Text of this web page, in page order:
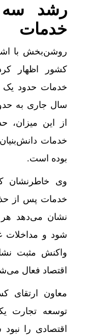
رشد سه
خدمات
روشن‌بخش با
کشور اظهار
خدمات حدود یک
سال جاری به
خدمات
بوده است.
وی خاطرنشان
خدمات پس از
نشان می‌دهد هر
شود و مداخلات
واکنش مثبت
اقتصاد فعال
معاون ارتقای
توسعه تجارت
اقتصادی را